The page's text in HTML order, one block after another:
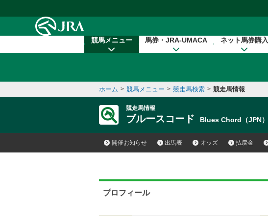
競馬メニュー 馬券・JRA-UMACA ネット馬券購入
ホーム > 競馬メニュー > 競走馬検索 > 競走馬情報
競走馬情報
ブルースコード Blues Chord（JPN）
開催お知らせ 出馬表 オッズ 払戻金
プロフィール